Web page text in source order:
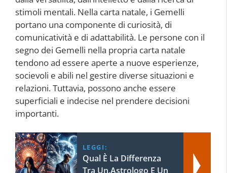
stimoli mentali. Nella carta natale, i Gemelli
portano una componente di curiosità, di
comunicatività e di adattabilità. Le persone con il
segno dei Gemelli nella propria carta natale
tendono ad essere aperte a nuove esperienze,
socievoli e abili nel gestire diverse situazioni e
relazioni. Tuttavia, possono anche essere
superficiali e indecise nel prendere decisioni
importanti.
LEGGI:
Qual È La Differenza
Tra Un.Astrologo E Un